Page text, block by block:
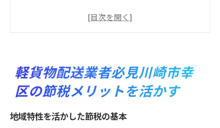
川崎市幸区での税制優遇ポイント
川崎市幸区における節税の成功事例
川崎市幸区の地理的特徴を利用した軽貨物配送
軽貨物配送業者必見川崎市幸
区の節税メリットを活かす
地域特性を活かした節税の基本